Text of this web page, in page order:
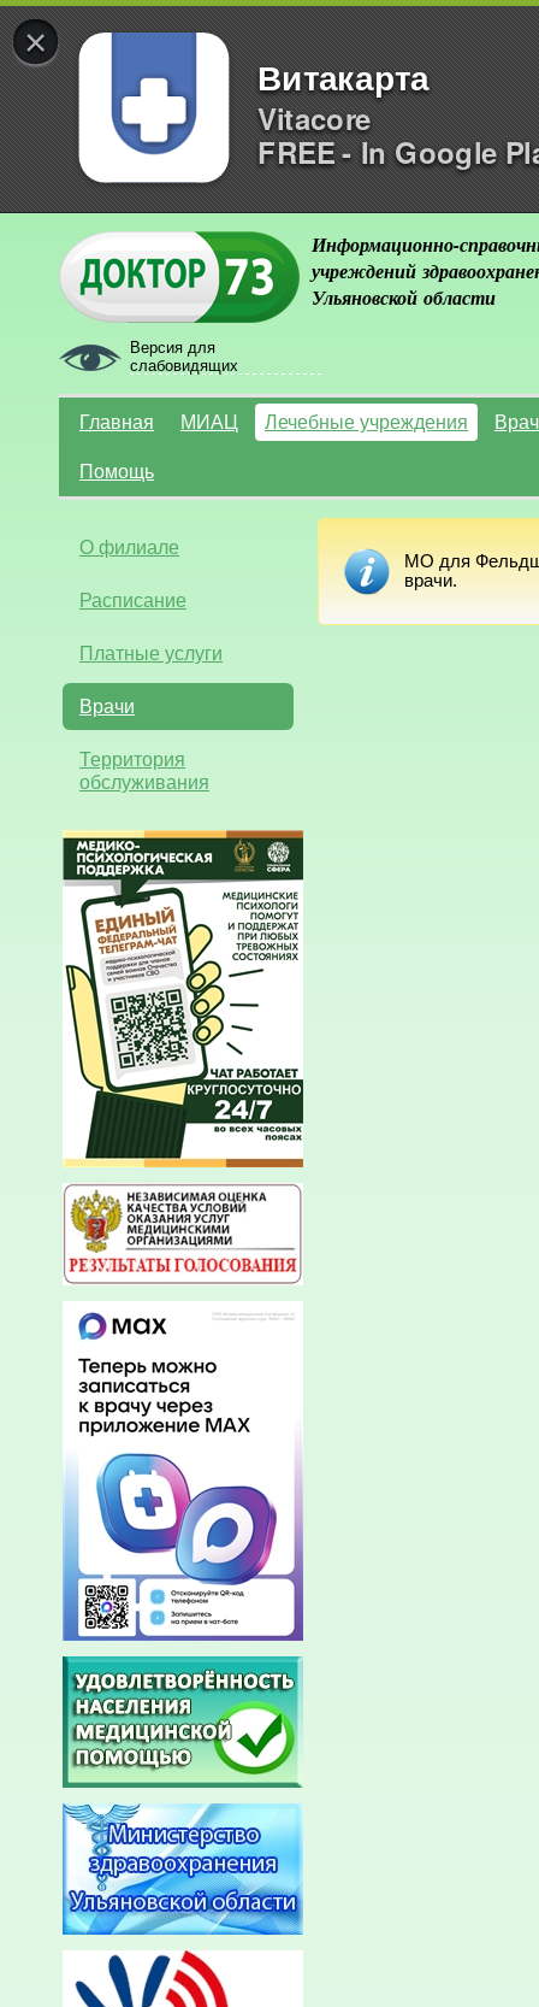
×
Витакарта
Vitacore
FREE - In Google
Версия для
слабовидящих
Информационно-
учреждений
Ульяновской области
Главная МИАЦ Лечебные учреждения
Помощь
О филиале
Расписание
Платные услуги
Врачи
Территория
обслуживания
МО для
врачи.